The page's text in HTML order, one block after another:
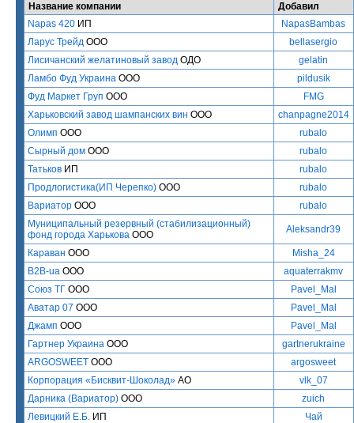
Название компании
Добавил
Napas 420 ИП
NapasBambas
Ларус Трейд ООО
bellasergio
Лисичанский желатиновый завод ОДО
gelatin
Ламбо Фуд Украина ООО
pildusik
Фуд Маркет Груп ООО
FMG
Харьковский завод шампанских вин ООО
chanpagne2014
Олимп ООО
rubalo
Сырный дом ООО
rubalo
Татьков ИП
rubalo
Продлогистика(ИП Черепко) ООО
rubalo
Вариатор ООО
rubalo
Муниципальный резервный (стабилизационный)
фонд города Харькова ООО Aleksandr39
Караван ООО
Misha_24
B2B-ua ООО
aquaterrakmv
Союз ТГ ООО
Pavel_Mal
Аватар 07 ООО
Pavel_Mal
Джамп ООО
Pavel_Mal
Гартнер Украина ООО
gartnerukraine
ARGOSWEET ООО
argosweet
Корпорация «Бисквит-Шоколад» АО
vlk_07
Дарника (Вариатор) ООО
zuich
Левицкий Е.Б. ИП
Чай